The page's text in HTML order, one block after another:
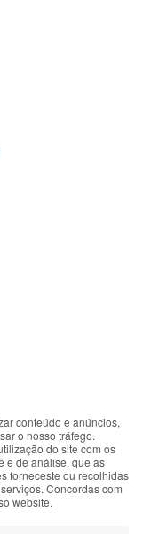
conteúdo e anúncios,
o nosso tráfego.
do site com os
e de análise, que as
forneceste ou recolhidas
Concordas com
website.